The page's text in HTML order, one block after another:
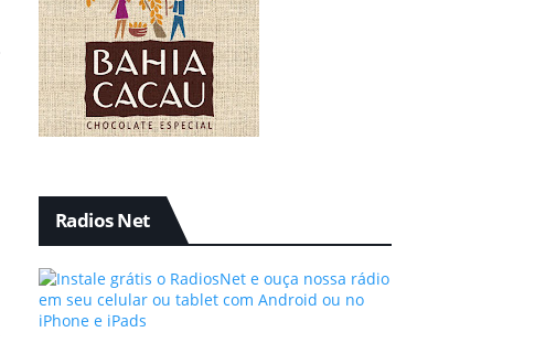
Radios Net